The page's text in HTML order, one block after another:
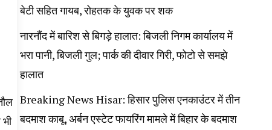
बेटी सहित गायब, रोहतक के युवक पर शक
नारनौंद में बारिश से बिगड़े हालात: बिजली निगम कार्यालय में
भरा पानी, बिजली गुल; पार्क की दीवार गिरी, फोटो से समझे
हालात
Breaking News Hisar: हिसार पुलिस एनकाउंटर में तीन
बदमाश काबू, अर्बन एस्टेट फायरिंग मामले में बिहार के बदमाश